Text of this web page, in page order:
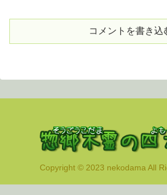
コメントを書き込
Copyright © 2023 nekodama All